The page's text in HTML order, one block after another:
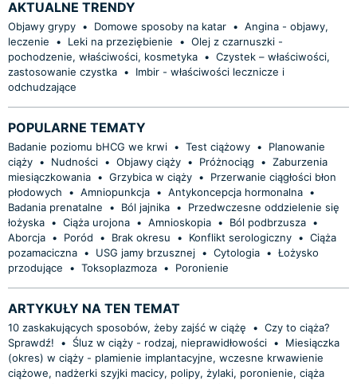
AKTUALNE TRENDY
Objawy grypy • Domowe sposoby na katar • Angina - objawy,
leczenie
• Leki na przeziębienie • Olej z czarnuszki -
pochodzenie, właściwości, kosmetyka • Czystek – właściwości,
zastosowanie czystka •
Imbir - właściwości lecznicze i
odchudzające
POPULARNE TEMATY
Badanie poziomu bHCG we krwi • Test ciążowy •
Planowanie
ciąży • Nudności • Objawy ciąży • Próżnociąg • Zaburzenia
miesiączkowania • Grzybica w ciąży •
Przerwanie ciągłości błon
płodowych
• Amniopunkcja • Antykoncepcja hormonalna •
Badania prenatalne
• Ból jajnika •
Przedwczesne oddzielenie się
łożyska • Ciąża urojona • Amnioskopia • Ból podbrzusza •
Aborcja • Poród • Brak okresu • Konflikt serologiczny • Ciąża
pozamaciczna • USG jamy brzusznej • Cytologia • Łożysko
przodujące
• Toksoplazmoza • Poronienie
ARTYKUŁY NA TEN TEMAT
10 zaskakujących sposobów, żeby zajść w ciążę • Czy to ciąża?
Sprawdź!
• Śluz w ciąży - rodzaj, nieprawidłowości •
Miesiączka
(okres) w ciąży - plamienie implantacyjne, wczesne krwawienie
ciążowe, nadżerki szyjki macicy, polipy, żylaki, poronienie, ciąża